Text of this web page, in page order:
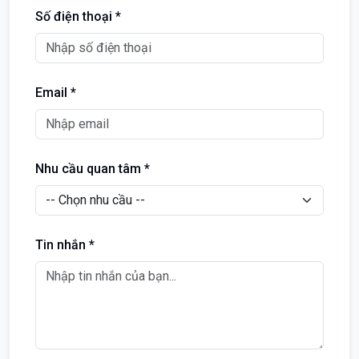
Số điện thoại *
Email *
Nhu cầu quan tâm *
Tin nhắn *